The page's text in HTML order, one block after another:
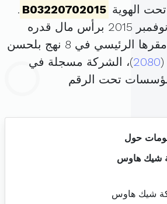
الهوية B03220702015
.
، ويقع مقرها الرئيسي في 8 نهج بلحسن
(
2080)، الشركة مسجلة في
تحت الرقم
حول
شيك هاوس
شيك هاوس